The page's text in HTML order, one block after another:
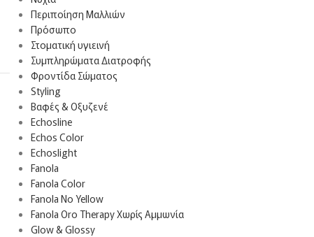
Περιποίηση Μαλλιών
Πρόσωπο
Στοματική υγιεινή
Συμπληρώματα Διατροφής
Φροντίδα Σώματος
Styling
Βαφές & Οξυζενέ
Echosline
Echos Color
Echoslight
Fanola
Fanola Color
Fanola No Yellow
Fanola Oro Therapy Χωρίς Αμμωνία
Glow & Glossy